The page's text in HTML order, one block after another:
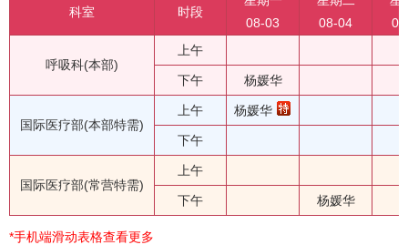
科室 时段
08-03
08-04
呼吸科(本部)
上午
下午 杨媛华
国际医疗部(本部特需)
上午 杨媛华
下午
国际医疗部(常营特需)
上午
下午 杨媛华
*手机端滑动表格查看更多